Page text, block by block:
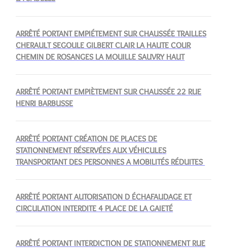
ARRÊTÉ PORTANT EMPIÉTEMENT SUR CHAUSSÉE TRAILLES
CHERAULT SEGOULE GILBERT CLAIR LA HAUTE COUR
CHEMIN DE ROSANGES LA MOUILLE SAUVRY HAUT
ARRÊTÉ PORTANT EMPIÈTEMENT SUR CHAUSSÉE 22 RUE
HENRI BARBUSSE
ARRÊTÉ PORTANT CRÉATION DE PLACES DE
STATIONNEMENT RÉSERVÉES AUX VÉHICULES
TRANSPORTANT DES PERSONNES A MOBILITÉS RÉDUITES
ARRÊTÉ PORTANT AUTORISATION D ÉCHAFAUDAGE ET
CIRCULATION INTERDITE 4 PLACE DE LA GAIETÉ
ARRÊTÉ PORTANT INTERDICTION DE STATIONNEMENT RUE